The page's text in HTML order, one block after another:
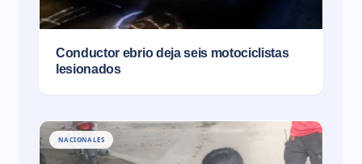
Conductor ebrio deja seis motociclistas
lesionados
NACIONALES